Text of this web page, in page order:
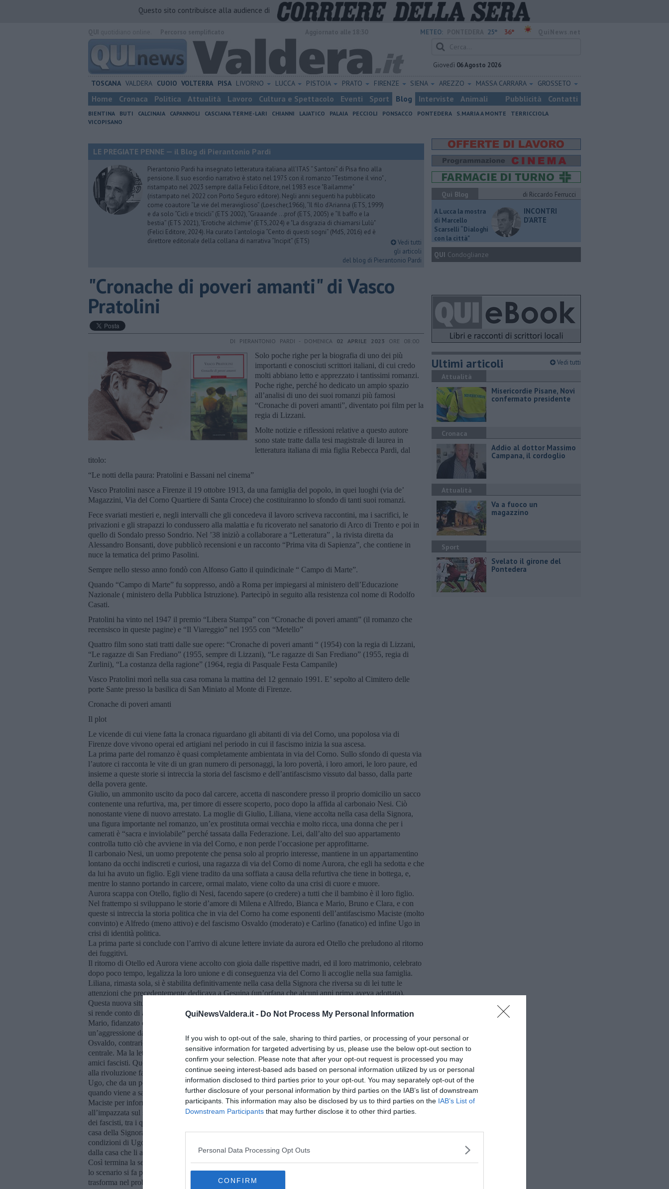
QuiNewsValdera.it - Do Not Process My Personal Information
If you wish to opt-out of the sale, sharing to third parties, or processing of your personal or
sensitive information for targeted advertising by us, please use the below opt-out section to
confirm your selection. Please note that after your opt-out request is processed you may
continue seeing interest-based ads based on personal information utilized by us or personal
information disclosed to third parties prior to your opt-out. You may separately opt-out of the
further disclosure of your personal information by third parties on the IAB’s list of downstream
participants. This information may also be disclosed by us to third parties on the IAB’s List of
Downstream Participants that may further disclose it to other third parties.
Personal Data Processing Opt Outs
CONFIRM
Questo sito contribuisce alla audience di
METEO: 25° 36°
Giovedì 06 Agosto 2026
TOSCANA VALDERA CUOIO VOLTERRA PISA LIVORNO LUCCA PISTOIA PRATO FIRENZE SIENA AREZZO MASSA CARRARA GROSSETO
Home Cronaca Politica Attualità Lavoro Cultura e Spettacolo Eventi Sport Blog Interviste Animali Pubblicità Contatti
BIENTINA BUTI CALCINAIA CAPANNOLI CASCIANA TERME-LARI CHIANNI LAJATICO PALAIA PECCIOLI PONSACCO PONTEDERA S.MARIA A MONTE
TERRICCIOLA
VICOPISANO
LE PREGIATE PENNE — il Blog di Pierantonio Pardi
Pierantonio Pardi ha insegnato letteratura italiana all’ITAS “ Santoni” di Pisa fino alla
pensione. Il suo esordio narrativo è stato nel 1975 con il romanzo "Testimone il vino" ,
ristampato nel 2023 sempre dalla Felici Editore, nel 1983 esce "Bailamme"
(ristampato nel 2022 con Porto Seguro editore). Negli anni seguenti ha pubblicato
come coautore “Le vie del meraviglioso” (Loescher,1966), “Il filo d’Arianna (ETS, 1999)
e da solo “Cicli e tricicli” (ETS 2002), “Graaande …prof (ETS, 2005) e “Il baffo e la
bestia” (ETS 2021), "Erotiche alchimie" (ETS,2024) e "La disgrazia di chiamarsi Lulù"
(Felici Editore, 2024). Ha curato l’antologia “Cento di questi sogni” (MdS, 2016) ed è
direttore editoriale della collana di narrativa “Incipit” (ETS)
Vedi tutti
gli articoli
del blog di Pierantonio Pardi
​"Cronache di poveri amanti" di Vasco
Pratolini
DI PIERANTONIO PARDI - DOMENICA 02 APRILE 2023 ORE 08:00
Solo poche righe per la biografia di uno dei più
importanti e conosciuti scrittori italiani, di cui credo
molti abbiano letto e apprezzato i tantissimi romanzi.
Poche righe, perché ho dedicato un ampio spazio
all’analisi di uno dei suoi romanzi più famosi
“Cronache di poveri amanti”, diventato poi film per la
regia di Lizzani.
Molte notizie e riflessioni relative a questo autore
sono state tratte dalla tesi magistrale di laurea in
letteratura italiana di mia figlia Rebecca Pardi, dal
titolo:
“Le notti della paura: Pratolini e Bassani nel cinema”
Vasco Pratolini nasce a Firenze il 19 ottobre 1913, da una famiglia del popolo, in quei luoghi (via de’
Magazzini, Via del Corno Quartiere di Santa Croce) che costituiranno lo sfondo di tanti suoi romanzi.
Fece svariati mestieri e, negli intervalli che gli concedeva il lavoro scriveva raccontini, ma i sacrifici, le
privazioni e gli strapazzi lo condussero alla malattia e fu ricoverato nel sanatorio di Arco di Trento e poi in
quello di Sondalo presso Sondrio. Nel ’38 iniziò a collaborare a “Letteratura” , la rivista diretta da
Alessandro Bonsanti, dove pubblicò recensioni e un racconto “Prima vita di Sapienza”, che contiene in
nuce la tematica del primo Pasolini.
Sempre nello stesso anno fondò con Alfonso Gatto il quindicinale “ Campo di Marte”.
Quando “Campo di Marte” fu soppresso, andò a Roma per impiegarsi al ministero dell’Educazione
Nazionale ( ministero della Pubblica Istruzione). Partecipò in seguito alla resistenza col nome di Rodolfo
Casati.
Pratolini ha vinto nel 1947 il premio “Libera Stampa” con “Cronache di poveri amanti” (il romanzo che
recensisco in queste pagine) e “Il Viareggio” nel 1955 con “Metello”
Quattro film sono stati tratti dalle sue opere: “Cronache di poveri amanti “ (1954) con la regia di Lizzani,
“Le ragazze di San Frediano” (1955, sempre di Lizzani), “Le ragazze di San Frediano” (1955, regia di
Zurlini), “La costanza della ragione” (1964, regia di Pasquale Festa Campanile)
Vasco Pratolini morì nella sua casa romana la mattina del 12 gennaio 1991. E’ sepolto al Cimitero delle
porte Sante presso la basilica di San Miniato al Monte di Firenze.
Cronache di poveri amanti
Il plot
Le vicende di cui viene fatta la cronaca riguardano gli abitanti di via del Corno, una popolosa via di
Firenze dove vivono operai ed artigiani nel periodo in cui il fascismo inizia la sua ascesa.
La prima parte del romanzo è quasi completamente ambientata in via del Corno. Sullo sfondo di questa via
l’autore ci racconta le vite di un gran numero di personaggi, la loro povertà, i loro amori, le loro paure, ed
insieme a queste storie si intreccia la storia del fascismo e dell’antifascismo vissuto dal basso, dalla parte
della povera gente.
Giulio, un ammonito uscito da poco dal carcere, accetta di nascondere presso il proprio domicilio un sacco
contenente una refurtiva, ma, per timore di essere scoperto, poco dopo la affida al carbonaio Nesi. Ciò
nonostante viene di nuovo arrestato. La moglie di Giulio, Liliana, viene accolta nella casa della Signora,
una figura importante nel romanzo, un’ex prostituta ormai vecchia e molto ricca, una donna che per i
camerati è “sacra e inviolabile” perché tassata dalla Federazione. Lei, dall’alto del suo appartamento
controlla tutto ciò che avviene in via del Corno, e non perde l’occasione per approfittarne.
Il carbonaio Nesi, un uomo prepotente che pensa solo al proprio interesse, mantiene in un appartamentino
lontano da occhi indiscreti e curiosi, una ragazza di via del Corno di nome Aurora, che egli ha sedotta e che
da lui ha avuto un figlio. Egli viene tradito da una soffiata a causa della refurtiva che tiene in bottega, e,
mentre lo stanno portando in carcere, ormai malato, viene colto da una crisi di cuore e muore.
Aurora scappa con Otello, figlio di Nesi, facendo sapere (o credere) a tutti che il bambino è il loro figlio.
Nel frattempo si sviluppano le storie d’amore di Milena e Alfredo, Bianca e Mario, Bruno e Clara, e con
queste si intreccia la storia politica che in via del Corno ha come esponenti dell’antifascismo Maciste (molto
convinto) e Alfredo (meno attivo) e del fascismo Osvaldo (moderato) e Carlino (fanatico) ed infine Ugo in
crisi di identità politica.
La prima parte si conclude con l’arrivo di alcune lettere inviate da aurora ed Otello che preludono al ritorno
dei fuggitivi.
Il ritorno di Otello ed Aurora viene accolto con gioia dalle rispettive madri, ed il loro matrimonio, celebrato
dopo poco tempo, legalizza la loro unione e di conseguenza via del Corno li accoglie nella sua famiglia.
Liliana, rimasta sola, si è stabilita definitivamente nella casa della Signora che riversa su di lei tutte le
attenzioni che precedentemente dedicava a Gesuina (un’orfana che alcuni anni prima aveva adottata).
Questa nuova situazione turba Gesuina che si sente messa da una parte, ma in seguito ne è contenta, perché
si rende conto di aver trovato una libertà che prima non conosceva.
Mario, fidanzato di Bianca, va ad abitare in via del Corno. Qui conosce Milena il cui marito, dopo
un’aggressione da parte dei fascisti, è ricoverato in sanatorio in fin di vita. Tra i due nasce un’amicizia.
Osvaldo, contrario ai metodi violenti della Federazione locale, scrive una lettera di denuncia alla sede
centrale. Ma la lettera viene intercettata e deve subire una dura punizione da parte di Carlino e dei suoi
amici fascisti. Questo fatto lo riempie di terrore e gli fa accrescere il desiderio di dimostrare la sua fedeltà
alla rivoluzione fascista.
Ugo, che da un po’ di tempo ha abbandonato la causa antifascista e si è dato ad una vita priva di ideali,
quando viene a sapere che i fascisti stanno preparando in Firenze una notte di omicidi, si precipita da
Maciste per informarlo, e decidere con il compagno come avvisare le persone in pericolo. I due corrono
all’impazzata sul sidecar di Maciste e riescono a sventare alcune morti, ma vengono intercettati dal gruppo
dei fascisti, tra i quali c’è Osvaldo. Maciste viene colpito a morte ed Ugo ferito scappa e si rifugia presso la
casa della Signora. Qui viene curato da Gesuina. Tra i due si stabilisce presto un’intesa ed appena le
condizioni di Ugo lo permettono e la tensione seguita alla “notte dell’Apocalisse” si allenta, si allontanano
dalla casa che li accoglie per costruire insieme la loro vita.
Così termina la seconda parte del romanzo. In questa seconda parte via del Corno a poco a poco scompare,
lo scenario si fa più ampio, il problema della sopravvivenza quotidiana, col procedere dei capitoli, si
trasforma nel problema che sta scuotendo l’Italia sino ad arrivare alla folle e tragica “notte dell’Apocalisse”
Qui Blog
di Riccardo Ferrucci
A Lucca la mostra
di Marcello
Scarselli “Dialoghi
con la città"
INCONTRI
D'ARTE
QUI Condoglianze
Ultimi articoli Vedi tutti
Attualità
Misericordie Pisane, Novi
confermato presidente
Cronaca
Addio al dottor Massimo
Campana, il cordoglio
Attualità
Va a fuoco un
magazzino
Sport
Svelato il girone del
Pontedera